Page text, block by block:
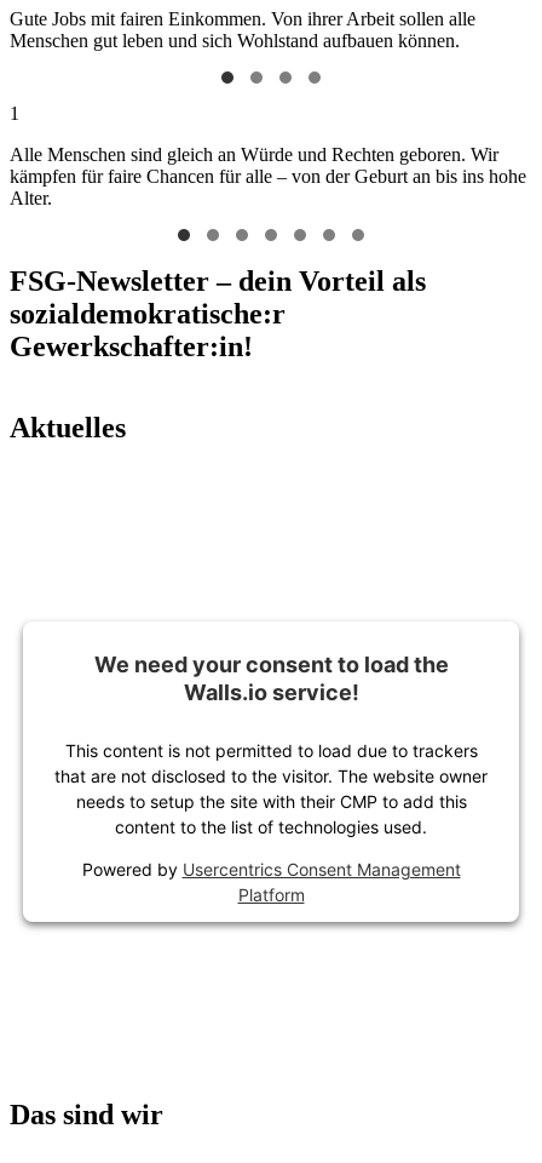
Gute Jobs mit fairen Einkommen. Von ihrer Arbeit sollen alle
Menschen gut leben und sich Wohlstand aufbauen können.
1
Alle Menschen sind gleich an Würde und Rechten geboren. Wir
kämpfen für faire Chancen für alle – von der Geburt an bis ins hohe
Alter.
FSG-Newsletter – dein Vorteil als
sozialdemokratische:r
Gewerkschafter:in!
Aktuelles
We need your consent to load the
Walls.io service!
This content is not permitted to load due to trackers
that are not disclosed to the visitor. The website owner
needs to setup the site with their CMP to add this
content to the list of technologies used.
Powered by Usercentrics Consent Management
Platform
Das sind wir